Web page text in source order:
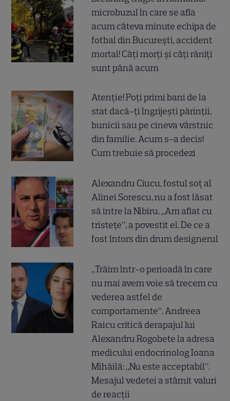
microbuzul în care se afla
acum câteva minute echipa de
fotbal din București, accident
mortal! Câți morți și câți răniți
sunt până acum
Atenție! Poți primi bani de la
stat dacă-ți îngrijești părinții,
bunicii sau pe cineva vârstnic
din familie. Acum s-a decis!
Cum trebuie să procedezi
Alexandru Ciucu, fostul soț al
Alinei Sorescu, nu a fost lăsat
să intre la Nibiru. „Am aflat cu
tristețe”, a povestit el. De ce a
fost întors din drum designerul
„Trăim într-o perioadă în care
nu mai avem voie să trecem cu
vederea astfel de
comportamente”. Andreea
Raicu critică derapajul lui
Alexandru Rogobete la adresa
medicului endocrinolog Ioana
Mihăilă: „Nu este acceptabil”.
Mesajul vedetei a stârnit valuri
de reacții